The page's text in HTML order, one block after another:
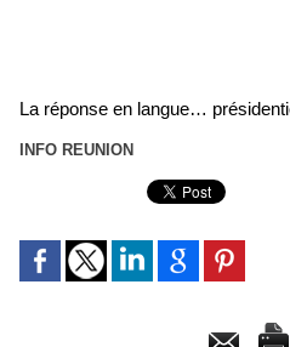
La réponse en langue…
INFO REUNION